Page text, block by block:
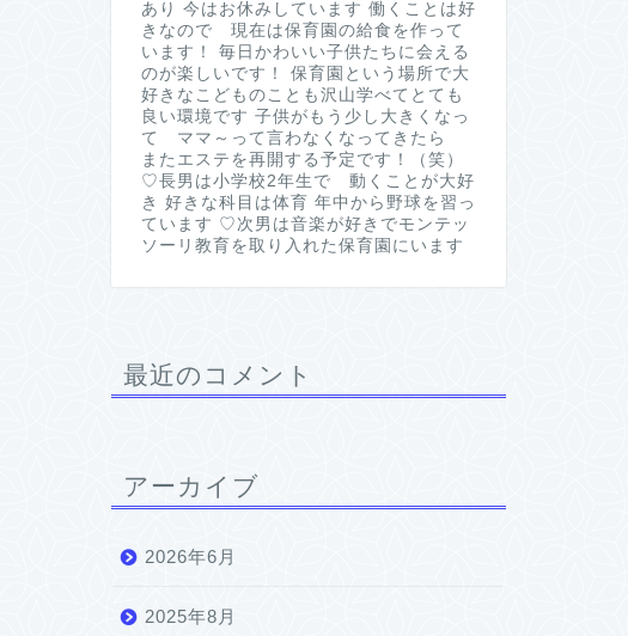
あり 今はお休みしています 働くことは好
きなので 現在は保育園の給食を作って
います！ 毎日かわいい子供たちに会える
のが楽しいです！ 保育園という場所で大
好きなこどものことも沢山学べてとても
良い環境です 子供がもう少し大きくなっ
て ママ～って言わなくなってきたら
またエステを再開する予定です！（笑）
♡長男は小学校2年生で 動くことが大好
き 好きな科目は体育 年中から野球を習っ
ています ♡次男は音楽が好きでモンテッ
ソーリ教育を取り入れた保育園にいます
最近のコメント
アーカイブ
2026年6月
2025年8月